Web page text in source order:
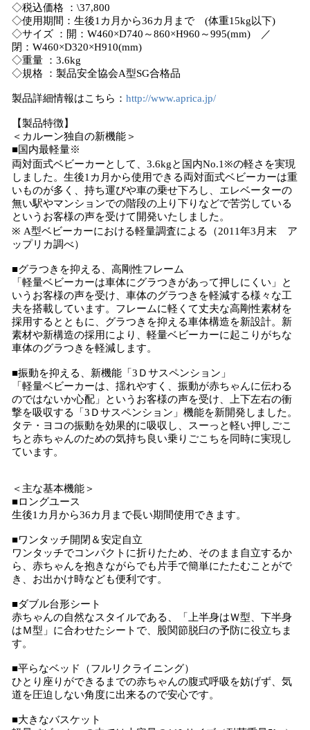
◇税込価格 ：\37,800
◇使用期間：生後1カ月から36カ月まで (体重15kg以下)
◇サイズ ：開：W460×D740～860×H960～995(mm) ／
閉：W460×D320×H910(mm)
◇重量 ：3.6kg
◇規格 ：製品安全協会A型SG合格品
製品詳細情報はこちら： http://www.aprica.jp/
【製品特徴】
＜カルーン独自の新機能＞
■国内最軽量※
両対面式ベビーカーとして、3.6kgと国内No.1※の軽さを実現
しました。生後1カ月から使用できる両対面式ベビーカーは重
いものが多く、持ち運びや車の乗せ下ろし、エレベーターの
無い駅やマンションでの階段の上り下りなどで苦労している
というお客様の声を受けて開発いたしました。
※ A型ベビーカーにおける軽量調査による（2011年3月末 ア
ップリカ調べ）
■グラつきを抑える、高剛性フレーム
「軽量ベビーカーは車体にグラつきがあって押しにくい」と
いうお客様の声を受け、車体のグラつきを軽減する様々な工
夫を搭載しています。フレームに軽くて丈夫な高剛性素材を
採用するとともに、グラつきを抑える車体構造を新設計。新
素材や新構造の採用により、軽量ベビーカーに起こりがちな
車体のグラつきを軽減します。
■振動を抑える、新機能「3Ｄサスペンション」
「軽量ベビーカーは、揺れやすく、振動が赤ちゃんに伝わる
のではないか心配」というお客様の声を受け、上下左右の衝
撃を吸収する「3Ｄサスペンション」機能を新開発しました。
タテ・ヨコの振動を効果的に吸収し、スーっと軽い押しごこ
ちと赤ちゃんのための気持ち良い乗りごこちを同時に実現し
ています。
＜主な基本機能＞
■ロングユース
生後1カ月から36カ月まで長い期間使用できます。
■ワンタッチ開閉＆安定自立
ワンタッチでコンパクトに折りたため、そのまま自立するか
ら、赤ちゃんを抱きながらでも片手で簡単にたたむことがで
き、お出かけ時なども便利です。
■ダブル台形シート
赤ちゃんの自然なスタイルである、「上半身はＷ型、下半身
はＭ型」に合わせたシートで、股関節脱臼の予防に役立ちま
す。
■平らなベッド（フルリクライニング）
ひとり座りができるまでの赤ちゃんの腹式呼吸を妨げず、気
道を圧迫しない角度に出来るので安心です。
■大きなバスケット